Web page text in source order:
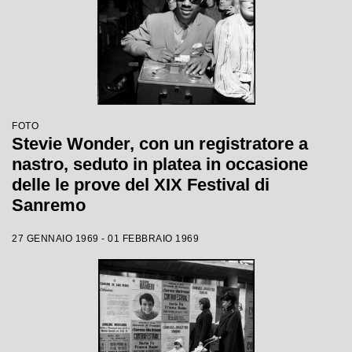
FOTO
Stevie Wonder, con un registratore a
nastro, seduto in platea in occasione
delle le prove del XIX Festival di
Sanremo
27 GENNAIO 1969 - 01 FEBBRAIO 1969